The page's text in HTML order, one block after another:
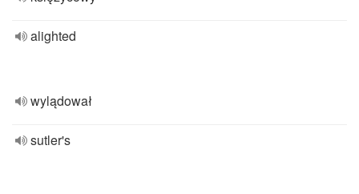
alighted
wylądował
sutler's